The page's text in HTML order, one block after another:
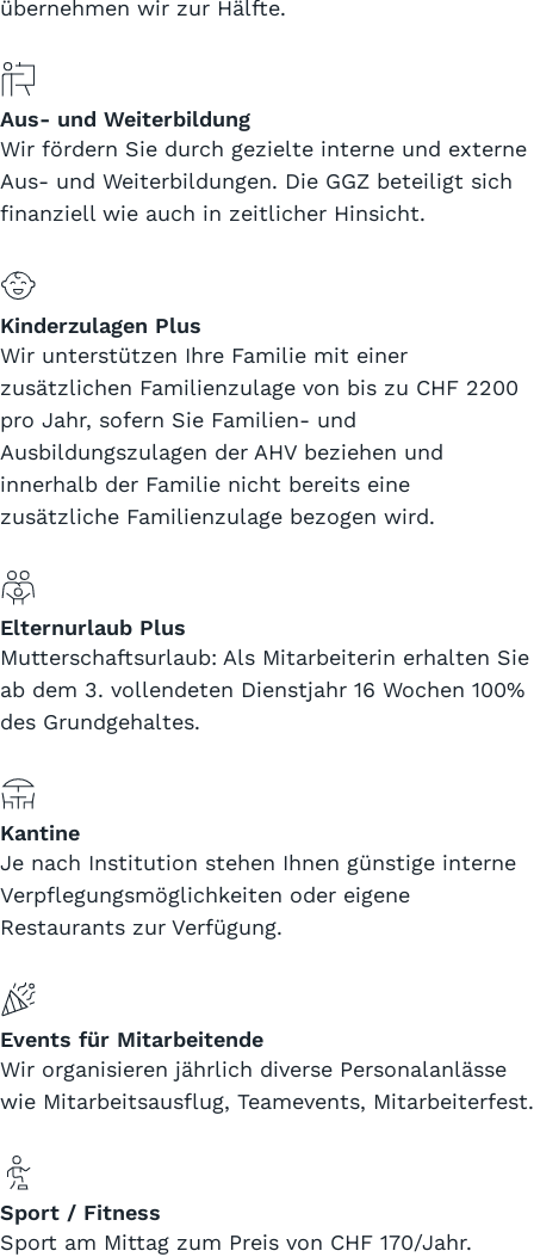
übernehmen wir zur Hälfte.
Aus- und Weiterbildung
Wir fördern Sie durch gezielte interne und externe
Aus- und Weiterbildungen. Die GGZ beteiligt sich
finanziell wie auch in zeitlicher Hinsicht.
Kinderzulagen Plus
Wir unterstützen Ihre Familie mit einer
zusätzlichen Familienzulage von bis zu CHF 2200
pro Jahr, sofern Sie Familien- und
Ausbildungszulagen der AHV beziehen und
innerhalb der Familie nicht bereits eine
zusätzliche Familienzulage bezogen wird.
Elternurlaub Plus
Mutterschaftsurlaub: Als Mitarbeiterin erhalten Sie
ab dem 3. vollendeten Dienstjahr 16 Wochen 100%
des Grundgehaltes.
Kantine
Je nach Institution stehen Ihnen günstige interne
Verpflegungsmöglichkeiten oder eigene
Restaurants zur Verfügung.
Events für Mitarbeitende
Wir organisieren jährlich diverse Personalanlässe
wie Mitarbeitsausflug, Teamevents, Mitarbeiterfest.
Sport / Fitness
Sport am Mittag zum Preis von CHF 170/Jahr.